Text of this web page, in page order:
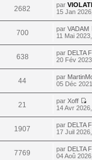
2682 par
15 Jan
700 parVADAM
11 Mai
638 par DELTA
20 Fév
44 par
05 Déc
21 parXoff
14 Avr
1907 par DELTA
17 Juil
7769 par DELTA
04 Aoû